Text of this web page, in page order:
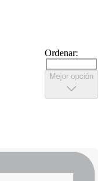
Ordenar:
Mejor opción